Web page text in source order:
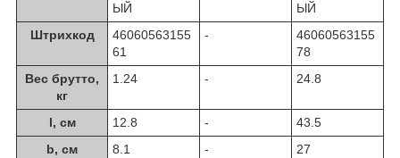
ЫЙ
ЫЙ
Штрихкод
46060563155
61
-
46060563155
78
Вес брутто,
кг
1.24 - 24.8
l, см 12.8 -
43.5
b, см
8.1 -
27